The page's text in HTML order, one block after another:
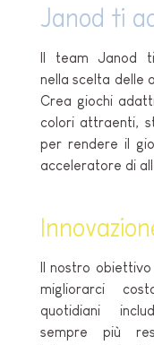
Janod ti
Il team Janod
nella scelta delle
Crea giochi
colori attraenti,
per rendere il
acceleratore di
Il nostro
migliorarci
quotidiani
sempre più